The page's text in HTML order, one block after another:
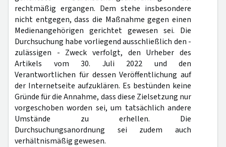
rechtmäßig ergangen. Dem stehe insbesondere
nicht entgegen, dass die Maßnahme gegen einen
Medienangehörigen gerichtet gewesen sei. Die
Durchsuchung habe vorliegend ausschließlich den -
zulässigen - Zweck verfolgt, den Urheber des
Artikels vom 30. Juli 2022 und den
Verantwortlichen für dessen Veröffentlichung auf
der Internetseite aufzuklären. Es bestünden keine
Gründe für die Annahme, dass diese Zielsetzung nur
vorgeschoben worden sei, um tatsächlich andere
Umstände zu erhellen. Die
Durchsuchungsanordnung sei zudem auch
verhältnismäßig gewesen.